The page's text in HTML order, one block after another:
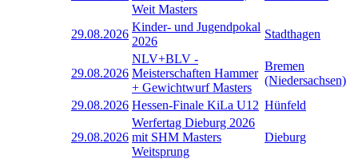
Weit Masters
29.08.2026
Kinder- und Jugendpokal
2026
Stadthagen
29.08.2026
NLV+BLV -
Meisterschaften Hammer
+ Gewichtwurf Masters
Bremen
(Niedersachsen)
29.08.2026 Hessen-Finale KiLa U12 Hünfeld
29.08.2026
Werfertag Dieburg 2026
mit SHM Masters
Weitsprung
Dieburg